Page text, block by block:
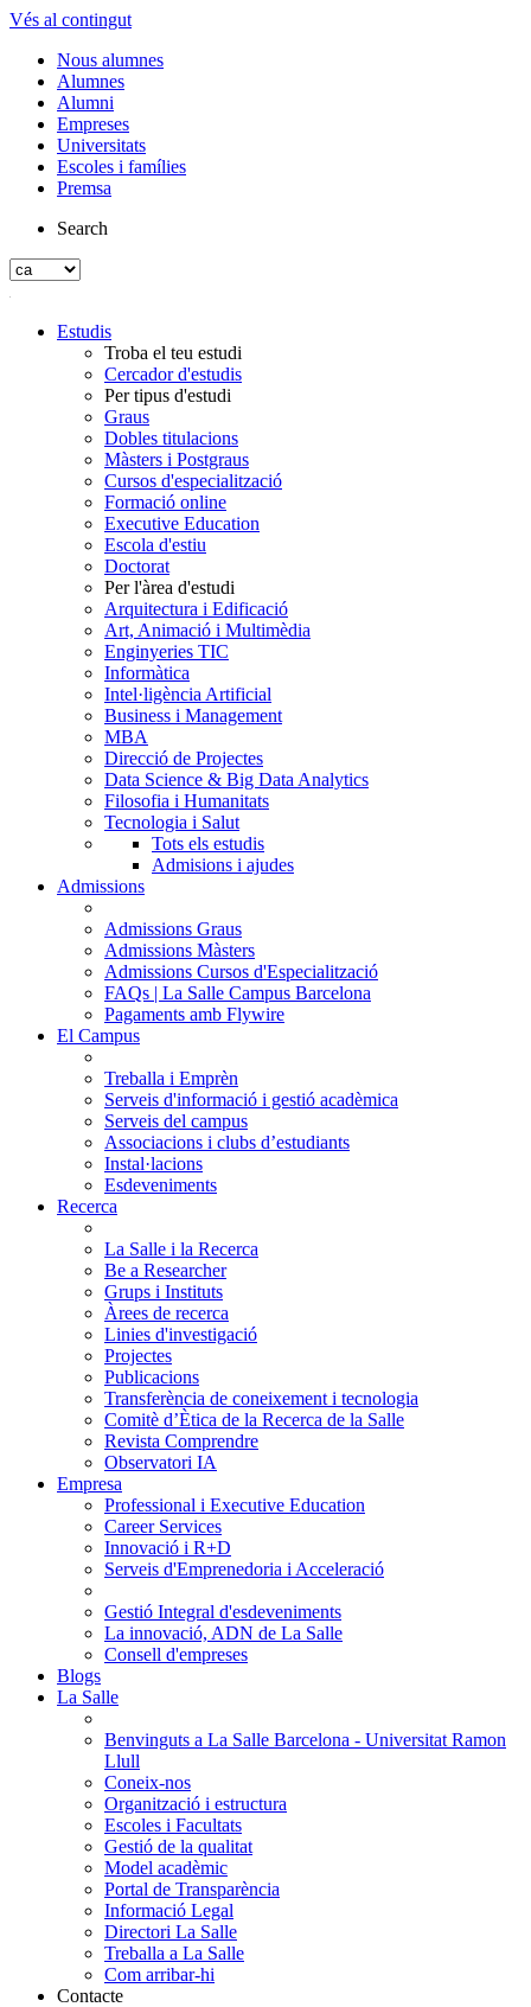
Vés al contingut
Nous alumnes
Alumnes
Alumni
Empreses
Universitats
Escoles i famílies
Premsa
Search
Estudis
Troba el teu estudi
Cercador d'estudis
Per tipus d'estudi
Graus
Dobles titulacions
Màsters i Postgraus
Cursos d'especialització
Formació online
Executive Education
Escola d'estiu
Doctorat
Per l'àrea d'estudi
Arquitectura i Edificació
Art, Animació i Multimèdia
Enginyeries TIC
Informàtica
Intel·ligència Artificial
Business i Management
MBA
Direcció de Projectes
Data Science & Big Data Analytics
Filosofia i Humanitats
Tecnologia i Salut
Tots els estudis
Admisions i ajudes
Admissions
Admissions Graus
Admissions Màsters
Admissions Cursos d'Especialització
FAQs | La Salle Campus Barcelona
Pagaments amb Flywire
El Campus
Treballa i Emprèn
Serveis d'informació i gestió acadèmica
Serveis del campus
Associacions i clubs d’estudiants
Instal·lacions
Esdeveniments
Recerca
La Salle i la Recerca
Be a Researcher
Grups i Instituts
Àrees de recerca
Linies d'investigació
Projectes
Publicacions
Transferència de coneixement i tecnologia
Comitè d’Ètica de la Recerca de la Salle
Revista Comprendre
Observatori IA
Empresa
Professional i Executive Education
Career Services
Innovació i R+D
Serveis d'Emprenedoria i Acceleració
Gestió Integral d'esdeveniments
La innovació, ADN de La Salle
Consell d'empreses
Blogs
La Salle
Benvinguts a La Salle Barcelona - Universitat Ramon
Llull
Coneix-nos
Organització i estructura
Escoles i Facultats
Gestió de la qualitat
Model acadèmic
Portal de Transparència
Informació Legal
Directori La Salle
Treballa a La Salle
Com arribar-hi
Contacte